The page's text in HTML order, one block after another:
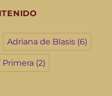
Adriana de Blasis (6)
Primera (2)